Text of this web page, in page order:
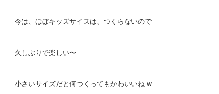
今は、ほぼキッズサイズは、つくらないので
久しぶりで楽しい〜
小さいサイズだと何つくってもかわいいね w